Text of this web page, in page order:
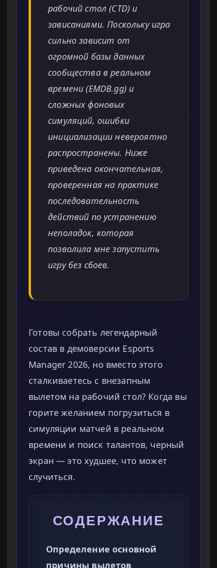
рабочий стол (CTD) и
зависаниями. Поскольку игра
сильно зависит от
огромной базы данных
сообщества в реальном
времени (EMDB.gg) и
сложных фоновых
симуляций, ошибки
инициализации невероятно
распространены. Ниже
приведена окончательная,
проверенная на практике
последовательность
действий по устранению
неполадок, которая
позволила мне запустить
игру без сбоев.
Готовы собрать легендарный
состав в демоверсии Esports
Manager 2026, но вместо этого
сталкиваетесь с внезапным
вылетом на рабочий стол? Когда вы
горите желанием погрузиться в
симуляции матчей в реальном
времени и поиск талантов, черный
экран — это худшее, что может
случиться.
СОДЕРЖАНИЕ
Определение основной
причины вылетов